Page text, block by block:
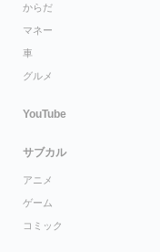
からだ
マネー
車
グルメ
YouTube
サブカル
アニメ
ゲーム
コミック